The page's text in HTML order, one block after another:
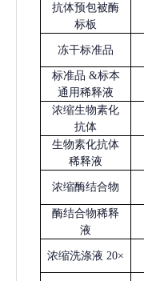
抗体预包被酶
标板
冻干标准品
标准品 &标本
通用稀释液
浓缩生物素化
抗体
生物素化抗体
稀释液
浓缩酶结合物
酶结合物稀释
液
浓缩洗涤液 20×